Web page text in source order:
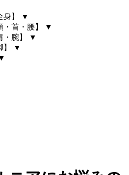
】
▼
首・腰】
▼
腕】
▼
▼